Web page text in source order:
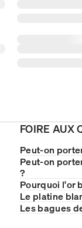
FOIRE AUX
Peut-on
Peut-on
?
Pourquoi l'or
Le platine
Les bagues